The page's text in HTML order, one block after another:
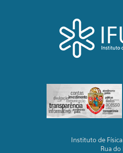
Instituto de
Rua do